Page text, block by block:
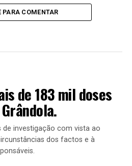
PARA COMENTAR
de 183 mil doses
de investigação com vista ao
dos factos e à